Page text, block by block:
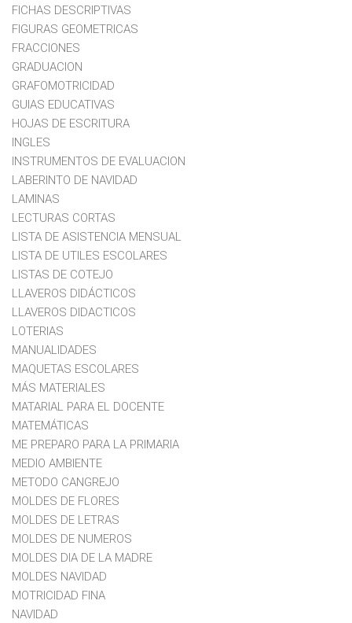
FICHAS DESCRIPTIVAS
FIGURAS GEOMETRICAS
FRACCIONES
GRADUACION
GRAFOMOTRICIDAD
GUIAS EDUCATIVAS
HOJAS DE ESCRITURA
INGLES
INSTRUMENTOS DE EVALUACION
LABERINTO DE NAVIDAD
LAMINAS
LECTURAS CORTAS
LISTA DE ASISTENCIA MENSUAL
LISTA DE UTILES ESCOLARES
LISTAS DE COTEJO
LLAVEROS DIDÁCTICOS
LLAVEROS DIDACTICOS
LOTERIAS
MANUALIDADES
MAQUETAS ESCOLARES
MÁS MATERIALES
MATARIAL PARA EL DOCENTE
MATEMÁTICAS
ME PREPARO PARA LA PRIMARIA
MEDIO AMBIENTE
METODO CANGREJO
MOLDES DE FLORES
MOLDES DE LETRAS
MOLDES DE NUMEROS
MOLDES DIA DE LA MADRE
MOLDES NAVIDAD
MOTRICIDAD FINA
NAVIDAD